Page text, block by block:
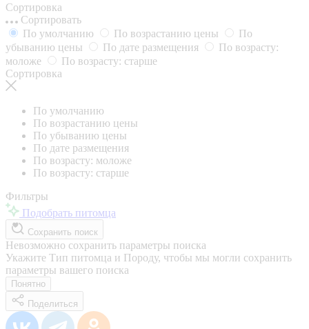
Сортировка
Сортировать
По умолчанию
По возрастанию цены
По
убыванию цены
По дате размещения
По возрасту:
моложе
По возрасту: старше
Сортировка
По умолчанию
По возрастанию цены
По убыванию цены
По дате размещения
По возрасту: моложе
По возрасту: старше
Фильтры
Подобрать питомца
Сохранить поиск
Невозможно сохранить параметры поиска
Укажите Тип питомца и Породу, чтобы мы могли сохранить
параметры вашего поиска
Понятно
Поделиться